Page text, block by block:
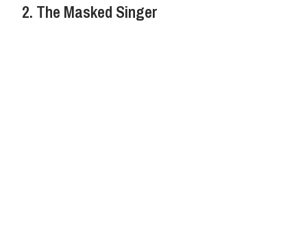
2. The Masked Singer